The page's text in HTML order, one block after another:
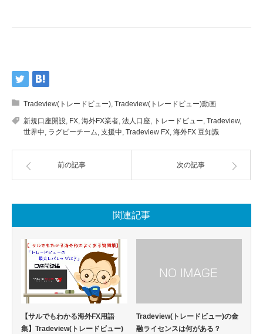
Tradeview(トレードビュー), Tradeview(トレードビュー)動画
新規口座開設, FX, 海外FX業者, 法人口座, トレードビュー, Tradeview,
世界中, ラグビーチーム, 支援中, Tradeview FX, 海外FX 豆知識
前の記事 次の記事
関連記事
【サルでもわかる海外FX用語
集】Tradeview(トレードビュー)
Tradeview(トレードビュー)の金
融ライセンスは何がある？